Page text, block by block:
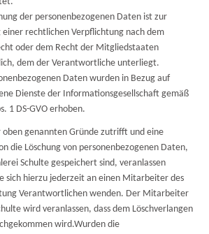
der personenbezogenen Daten ist zur
einer rechtlichen Verpflichtung nach dem
oder dem Recht der Mitgliedstaaten
dem der Verantwortliche unterliegt.
Daten wurden in Bezug auf
Dienste der Informationsgesellschaft gemäß
1 DS-GVO erhoben.
oben genannten Gründe zutrifft und eine
die Löschung von personenbezogenen Daten,
Schulte gespeichert sind, veranlassen
sich hierzu jederzeit an einen Mitarbeiter des
Verantwortlichen wenden. Der Mitarbeiter
wird veranlassen, dass dem Löschverlangen
wird.Wurden die